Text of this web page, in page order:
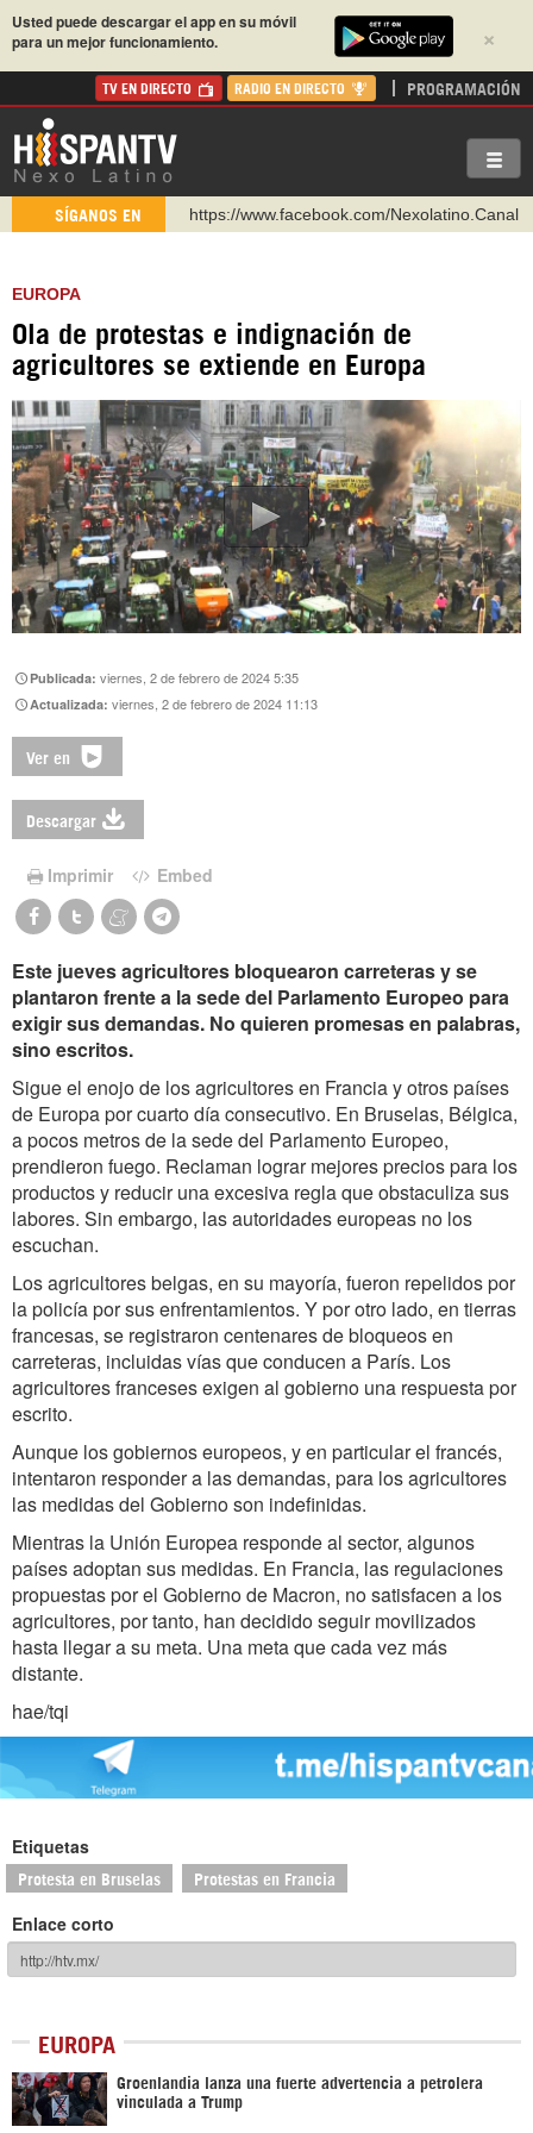
×
Usted puede descargar el app en su móvil
para un mejor funcionamiento.
TV EN DIRECTO RADIO EN DIRECTO PROGRAMACIÓN
SÍGANOS EN https://www.facebook.com/Nexolatino.Canal
https://www.youtube.com/@nexo_latino
https://urmedium.com/c/hispantv
WhatsApp y Viber: +98 921 79 29 404
Instagram como: hispan_tv
EUROPA
Ola de protestas e indignación de
agricultores se extiende en Europa
Publicada:viernes, 2 de febrero de 2024 5:35
Actualizada:viernes, 2 de febrero de 2024 11:13
Ver en
Descargar
Imprimir Embed
Este jueves agricultores bloquearon carreteras y se
plantaron frente a la sede del Parlamento Europeo para
exigir sus demandas. No quieren promesas en palabras,
sino escritos.
Sigue el enojo de los agricultores en Francia y otros países
de Europa por cuarto día consecutivo. En Bruselas, Bélgica,
a pocos metros de la sede del Parlamento Europeo,
prendieron fuego. Reclaman lograr mejores precios para los
productos y reducir una excesiva regla que obstaculiza sus
labores. Sin embargo, las autoridades europeas no los
escuchan.
Los agricultores belgas, en su mayoría, fueron repelidos por
la policía por sus enfrentamientos. Y por otro lado, en tierras
francesas, se registraron centenares de bloqueos en
carreteras, incluidas vías que conducen a París. Los
agricultores franceses exigen al gobierno una respuesta por
escrito.
Aunque los gobiernos europeos, y en particular el francés,
intentaron responder a las demandas, para los agricultores
las medidas del Gobierno son indefinidas.
Mientras la Unión Europea responde al sector, algunos
países adoptan sus medidas. En Francia, las regulaciones
propuestas por el Gobierno de Macron, no satisfacen a los
agricultores, por tanto, han decidido seguir movilizados
hasta llegar a su meta. Una meta que cada vez más
distante.
hae/tqi
Etiquetas
Protesta en Bruselas Protestas en Francia
Enlace corto
EUROPA
Groenlandia lanza una fuerte advertencia a petrolera
vinculada a Trump